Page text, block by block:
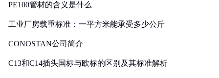
PE100管材的含义是什么
工业厂房载重标准：一平方米能承受多少公斤
CONOSTAN公司简介
C13和C14插头国标与欧标的区别及其标准解析